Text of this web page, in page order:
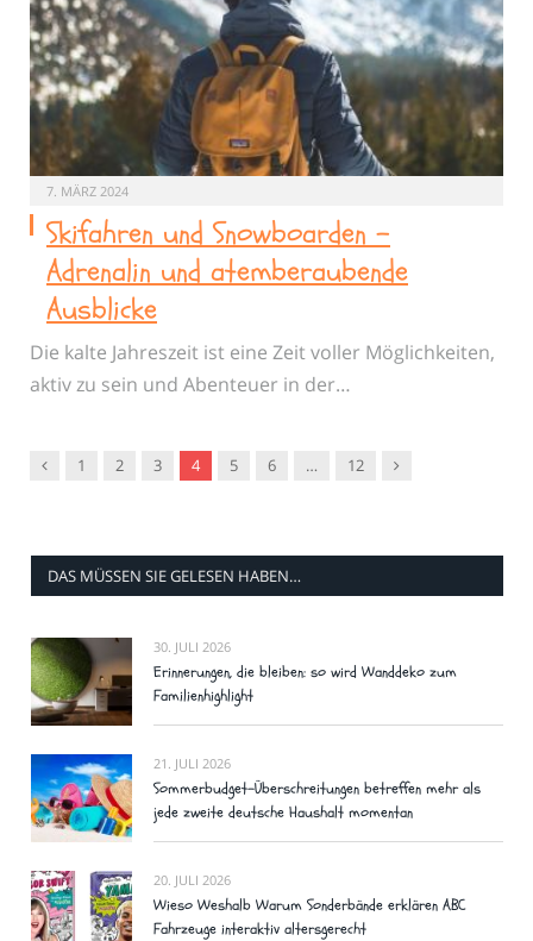
7. MÄRZ 2024
Skifahren und Snowboarden –
Adrenalin und atemberaubende
Ausblicke
Die kalte Jahreszeit ist eine Zeit voller Möglichkeiten,
aktiv zu sein und Abenteuer in der…
Vorgänger
1 2 3 4 5 6 … 12 Nachfolger
DAS MÜSSEN SIE GELESEN HABEN…
30. JULI 2026
Erinnerungen, die bleiben: so wird Wanddeko zum
Familienhighlight
21. JULI 2026
Sommerbudget-Überschreitungen betreffen mehr als
jede zweite deutsche Haushalt momentan
20. JULI 2026
Wieso Weshalb Warum Sonderbände erklären ABC
Fahrzeuge interaktiv altersgerecht